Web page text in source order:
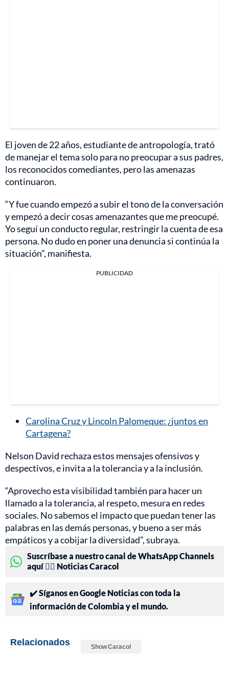
El joven de 22 años, estudiante de antropología, trató
de manejar el tema solo para no preocupar a sus padres,
los reconocidos comediantes, pero las amenazas
continuaron.
“Y fue cuando empezó a subir el tono de la conversación
y empezó a decir cosas amenazantes que me preocupé.
Yo seguí un conducto regular, restringir la cuenta de esa
persona. No dudo en poner una denuncia si continúa la
situación”, manifiesta.
PUBLICIDAD
Carolina Cruz y Lincoln Palomeque: ¿juntos en
Cartagena?
Nelson David rechaza estos mensajes ofensivos y
despectivos, e invita a la tolerancia y a la inclusión.
“Aprovecho esta visibilidad también para hacer un
llamado a la tolerancia, al respeto, mesura en redes
sociales. No sabemos el impacto que puedan tener las
palabras en las demás personas, y bueno a ser más
empáticos y a cobijar la diversidad”, subraya.
Suscríbase a nuestro canal de WhatsApp Channels
aquí 👉🏻 Noticias Caracol
✔️ Síganos en Google Noticias con toda la
información de Colombia y el mundo.
Relacionados Show Caracol